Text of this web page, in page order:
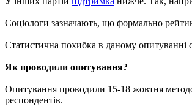
Соціологи зазначають, що формально
Статистична похибка в даному опитуванні
Як проводили опитування?
Опитування проводили 15-18 жовтня
респондентів.